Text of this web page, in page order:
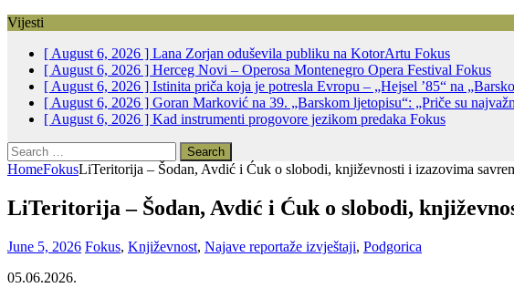
Vijesti
[ August 6, 2026 ] Lana Zorjan oduševila publiku na KotorArtu Fokus
[ August 6, 2026 ] Herceg Novi – Operosa Montenegro Opera Festival Fokus
[ August 6, 2026 ] Istinita priča koja je potresla Evropu – „Hejsel ’85“ na
[ August 6, 2026 ] Goran Marković na 39. „Barskom ljetopisu“: „Priče su
[ August 6, 2026 ] Kad instrumenti progovore jezikom predaka Fokus
Search
for:
HomeFokusLiTeritorija – Šodan, Avdić i Ćuk o slobodi, književnosti i izazovima
LiTeritorija – Šodan, Avdić i Ćuk o slobodi,
June 5, 2026 Fokus, Književnost, Najave reportaže izvještaji, Podgorica
05.06.2026.